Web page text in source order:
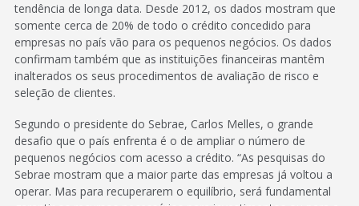
tendência de longa data. Desde 2012, os dados mostram que
somente cerca de 20% de todo o crédito concedido para
empresas no país vão para os pequenos negócios. Os dados
confirmam também que as instituições financeiras mantêm
inalterados os seus procedimentos de avaliação de risco e
seleção de clientes.
Segundo o presidente do Sebrae, Carlos Melles, o grande
desafio que o país enfrenta é o de ampliar o número de
pequenos negócios com acesso a crédito. “As pesquisas do
Sebrae mostram que a maior parte das empresas já voltou a
operar. Mas para recuperarem o equilíbrio, será fundamental